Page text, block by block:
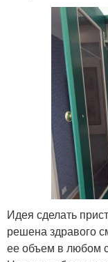
Идея сделать
решена здравого
ее объем в любом